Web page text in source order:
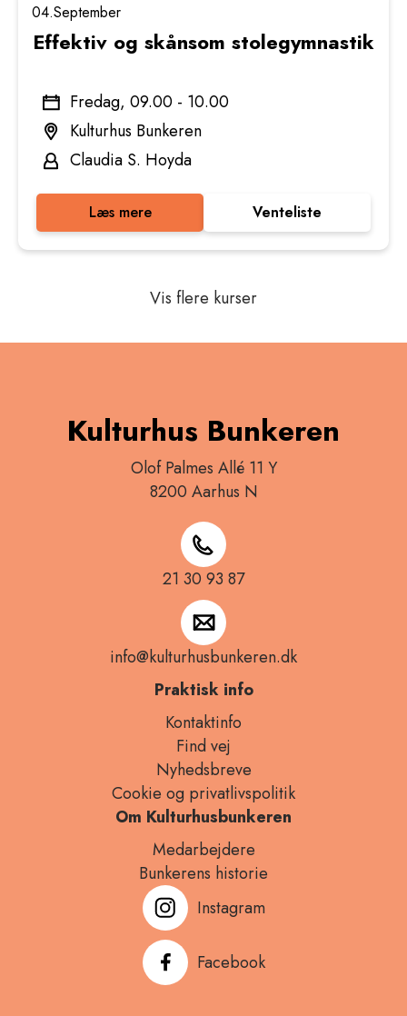
04.September
Effektiv og skånsom stolegymnastik
Fredag, 09.00 - 10.00
Kulturhus Bunkeren
Claudia S. Hoyda
Læs mere Venteliste
Vis flere kurser
Kulturhus Bunkeren
Olof Palmes Allé 11 Y
8200 Aarhus N
21 30 93 87
info@kulturhusbunkeren.dk
Praktisk info
Kontaktinfo
Find vej
Nyhedsbreve
Cookie og privatlivspolitik
Om Kulturhusbunkeren
Medarbejdere
Bunkerens historie
Instagram
Facebook
Cookies